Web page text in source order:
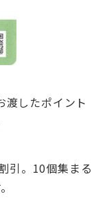
渡したポイント
引。10個集まる